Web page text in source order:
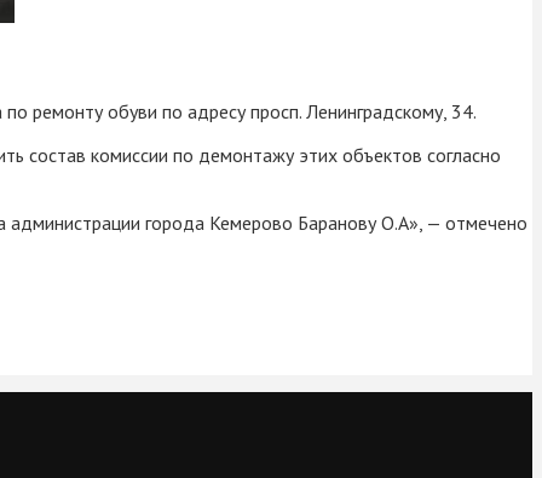
ремонту обуви по адресу просп. Ленинградскому, 34.
состав комиссии по демонтажу этих объектов согласно
администрации города Кемерово Баранову О.А», — отмечено